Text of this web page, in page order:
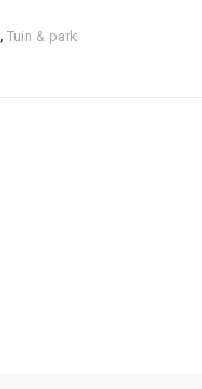
, Tuin & park